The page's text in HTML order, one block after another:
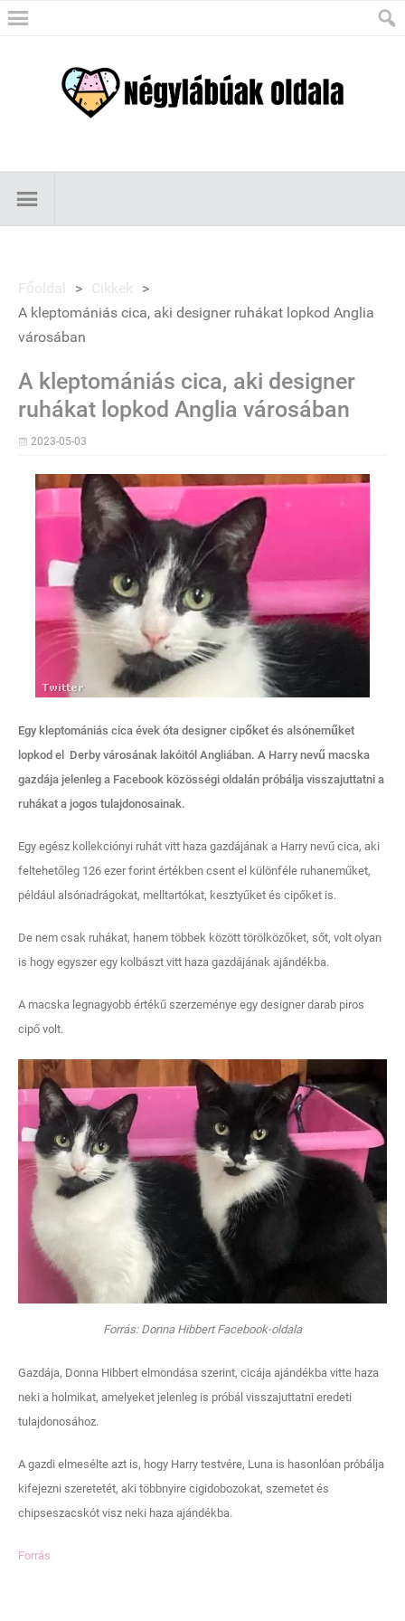
Főoldal > Cikkek
>
A kleptomániás cica, aki designer ruhákat lopkod Anglia
városában
A kleptomániás cica, aki designer
ruhákat lopkod Anglia városában
2023-05-03
Egy kleptomániás cica évek óta designer cipőket és alsóneműket
lopkod el Derby városának lakóitól Angliában. A Harry nevű macska
gazdája jelenleg a Facebook közösségi oldalán próbálja visszajuttatni a
ruhákat a jogos tulajdonosainak.
Egy egész kollekciónyi ruhát vitt haza gazdájának a Harry nevű cica, aki
feltehetőleg 126 ezer forint értékben csent el különféle ruhaneműket,
például alsónadrágokat, melltartókat, kesztyűket és cipőket is.
De nem csak ruhákat, hanem többek között törölközőket, sőt, volt olyan
is hogy egyszer egy kolbászt vitt haza gazdájának ajándékba.
A macska legnagyobb értékű szerzeménye egy designer darab piros
cipő volt.
Forrás: Donna Hibbert Facebook-oldala
Gazdája, Donna Hibbert elmondása szerint, cicája ajándékba vitte haza
neki a holmikat, amelyeket jelenleg is próbál visszajuttatni eredeti
tulajdonosához.
A gazdi elmesélte azt is, hogy Harry testvére, Luna is hasonlóan próbálja
kifejezni szeretetét, aki többnyire cigidobozokat, szemetet és
chipseszacskót visz neki haza ajándékba.
Forrás